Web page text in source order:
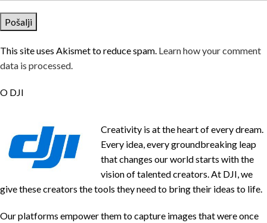
This site uses Akismet to reduce spam. Learn how your comment
data is processed.
O DJI
Creativity is at the heart of every dream.
Every idea, every groundbreaking leap
that changes our world starts with the
vision of talented creators. At DJI, we
give these creators the tools they need to bring their ideas to life.
Our platforms empower them to capture images that were once